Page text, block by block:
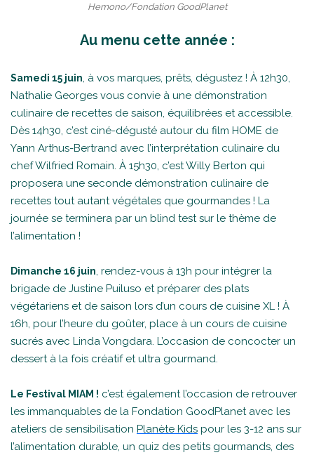
Hemono/Fondation GoodPlanet
Au menu cette année :
Samedi 15 juin, à vos marques, prêts, dégustez ! À 12h30,
Nathalie Georges vous convie à une démonstration
culinaire de recettes de saison, équilibrées et accessible.
Dès 14h30, c’est ciné-dégusté autour du film HOME de
Yann Arthus-Bertrand avec l’interprétation culinaire du
chef Wilfried Romain. À 15h30, c’est Willy Berton qui
proposera une seconde démonstration culinaire de
recettes tout autant végétales que gourmandes ! La
journée se terminera par un blind test sur le thème de
l’alimentation !
Dimanche 16 juin, rendez-vous à 13h pour intégrer la
brigade de Justine Puiluso et préparer des plats
végétariens et de saison lors d’un cours de cuisine XL ! À
16h, pour l’heure du goûter, place à un cours de cuisine
sucrés avec Linda Vongdara. L’occasion de concocter un
dessert à la fois créatif et ultra gourmand.
Le Festival MIAM ! c’est également l’occasion de retrouver
les immanquables de la Fondation GoodPlanet avec les
ateliers de sensibilisation Planète Kids pour les 3-12 ans sur
l’alimentation durable, un quiz des petits gourmands, des